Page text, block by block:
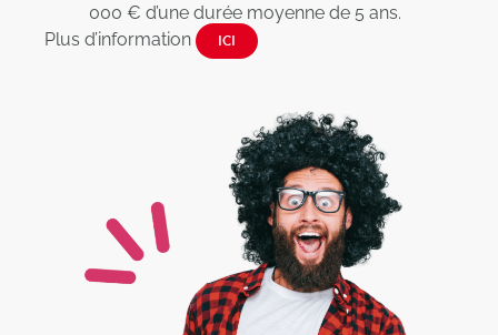
000 € d’une durée moyenne de 5 ans.
Plus d’information
ICI